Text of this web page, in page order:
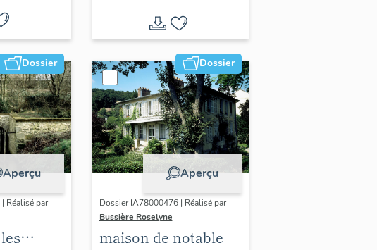
Dossier
Aperçu
Réalisé par
Dossier
Aperçu
Dossier IA78000476 | Réalisé par
Bussière Roselyne
maison de notable